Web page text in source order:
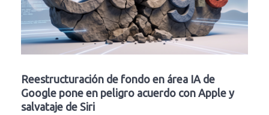
Reestructuración de fondo en área IA de
Google pone en peligro acuerdo con Apple y
salvataje de Siri